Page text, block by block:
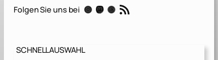
C
e
Folgen Sie uns bei Instagram Mastodon Threads RSS-Feed
SCHNELLAUSWAHL